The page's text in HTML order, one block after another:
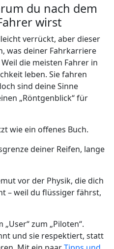
du nach dem
wirst
verrückt, aber dieser
was deiner Fahrkarriere
die meisten Fahrer in
leben. Sie fahren
sind deine Sinne
„Röntgenblick“ für
wie ein offenes Buch.
deiner Reifen, lange
vor der Physik, die dich
– weil du flüssiger fährst,
zum „Piloten“.
und sie respektiert, statt